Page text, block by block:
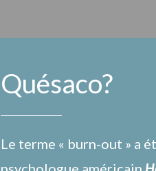
Quésaco?
Le terme « burn-out » a